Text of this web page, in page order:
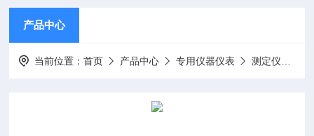
产品中心
当前位置：首页 产品中心 专用仪器仪表 测定仪